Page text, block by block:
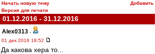
Начать новую тему
Добавить
Версия для печати
01.12.2016 - 31.12.2016
Alex0313 -
01 дек 2016 18:52
Да какова хера то...